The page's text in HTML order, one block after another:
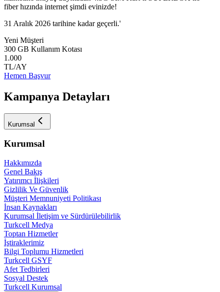
fiber hızında internet şimdi evinizde!
31 Aralık 2026 tarihine kadar geçerli.'
Yeni Müşteri
300 GB Kullanım Kotası
1.000
TL/AY
Hemen Başvur
Kampanya Detayları
Kurumsal
Kurumsal
Hakkımızda
Genel Bakış
Yatırımcı İlişkileri
Gizlilik Ve Güvenlik
Müşteri Memnuniyeti Politikası
İnsan Kaynakları
Kurumsal İletişim ve Sürdürülebilirlik
Turkcell Medya
Toptan Hizmetler
İştiraklerimiz
Bilgi Toplumu Hizmetleri
Turkcell GSYF
Afet Tedbirleri
Sosyal Destek
Turkcell Kurumsal